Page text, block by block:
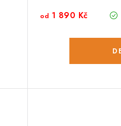
od 1 890 Kč